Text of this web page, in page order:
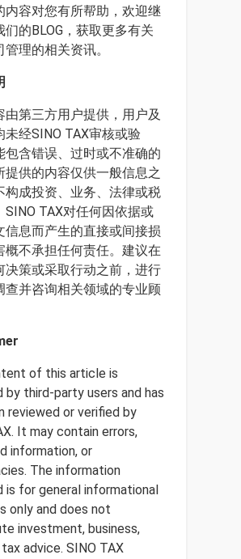
内容对您有所帮助，欢迎继
们的BLOG，获取更多有关
管理的相关资讯。
由第三方用户提供，用户及
未经SINO TAX审核或验
包含错误、过时或不准确的
提供的内容仅供一般信息之
构成投资、业务、法律或税
SINO TAX对任何因依据或
信息而产生的直接或间接损
概不承担任何责任。建议在
决策或采取行动之前，进行
查并咨询相关领域的专业顾
of this article is
by third-party users and has
reviewed or verified by
It may contain errors,
information, or
The information
is for general informational
only and does not
investment, business,
advice. SINO TAX